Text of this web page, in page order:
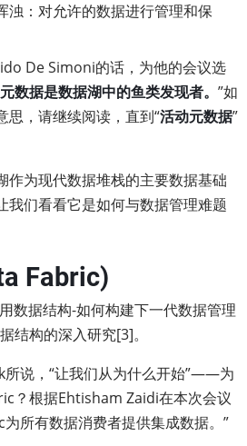
浊：对允许的数据进行管理和保
De Simoni的话，为他的会议选
元数据是数据湖中的鱼类发现者。 ”如
思，请继续阅读，直到“活动元数据”
作为现代数据堆栈的主要数据基础
我们看看它是如何与数据管理难题
Fabric)
数据结构-如何构建下一代数据管理
结构的深入研究[3]。
所说，“让我们从为什么开始”——为
？根据Ehtisham Zaidi在本次会议
所有数据消费者提供集成数据。”